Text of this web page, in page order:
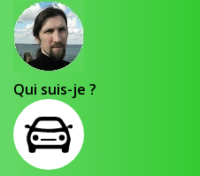
Qui suis-je ?